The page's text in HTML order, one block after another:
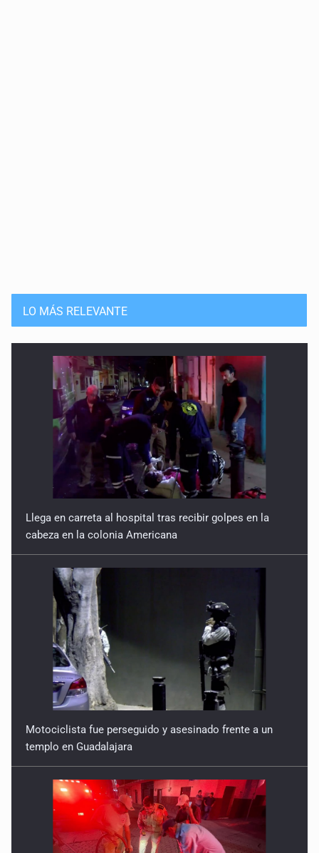
LO MÁS RELEVANTE
Llega en carreta al hospital tras recibir golpes en la
cabeza en la colonia Americana
Motociclista fue perseguido y asesinado frente a un
templo en Guadalajara